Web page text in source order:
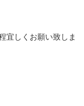
宜しくお願い致しま